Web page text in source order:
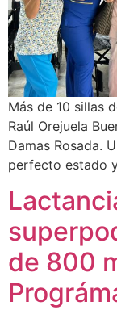
Más de 10 sillas
Raúl Orejuela
Damas Rosada.
perfecto estado
de 800